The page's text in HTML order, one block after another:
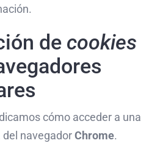
de cookies
cómo acceder a una
navegadorChrome.